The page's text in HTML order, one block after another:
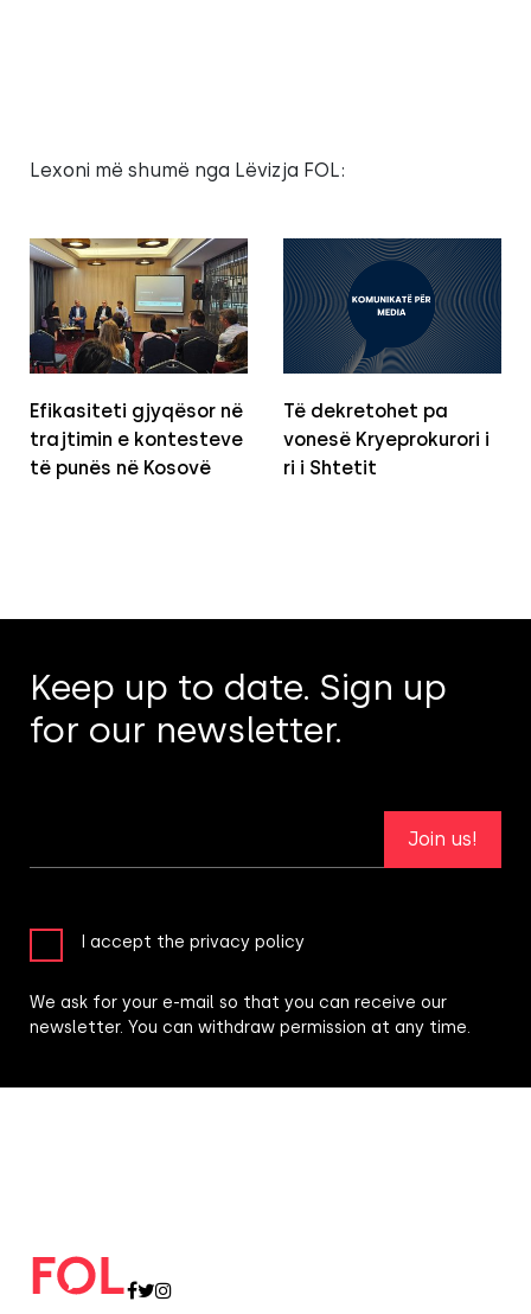
Lexoni më shumë nga Lëvizja FOL:
Efikasiteti gjyqësor në
trajtimin e kontesteve
të punës në Kosovë
Të dekretohet pa
vonesë Kryeprokurori i
ri i Shtetit
Keep up to date. Sign up
for our newsletter.
Join us!
I accept the privacy policy
We ask for your e-mail so that you can receive our
newsletter. You can withdraw permission at any time.